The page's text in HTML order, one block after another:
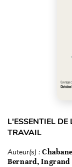
L'ESSENTIEL
TRAVAIL
Auteur(s) :
Bernard,